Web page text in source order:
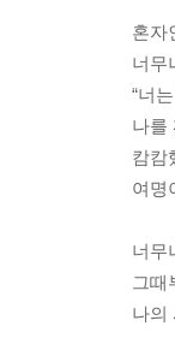
혼자
너무
“너
나를
캄캄
여명
너무
그때
나의